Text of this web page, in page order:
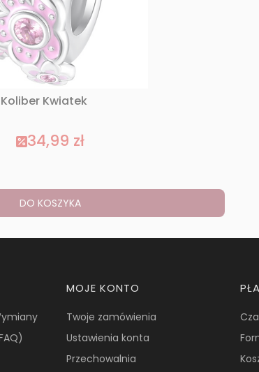
Kwiatek
34,99 zł
DO KOSZYKA
MOJE KONTO
Twoje zamówienia
Ustawienia konta
Przechowalnia